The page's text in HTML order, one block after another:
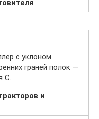
с уклоном
граней полок —
С.
и